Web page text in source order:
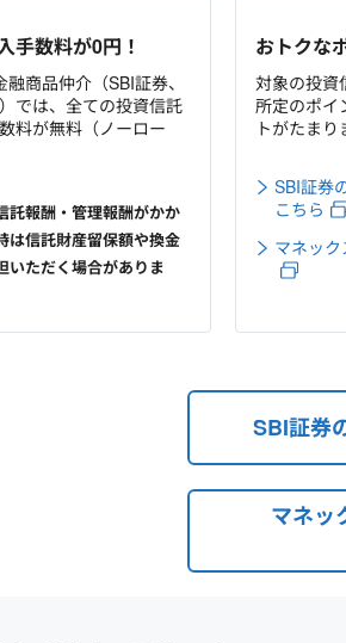
手数料が0円！
商品仲介（SBI証券、
では、全ての投資信託
料が無料（ノーロー
託報酬・管理報酬がかか
は信託財産留保額や換金
いただく場合がありま
おトクな
対象の投資
所定のポイ
トがたまり
SBI証券
こちら
マネッ
SBI証券
マネッ